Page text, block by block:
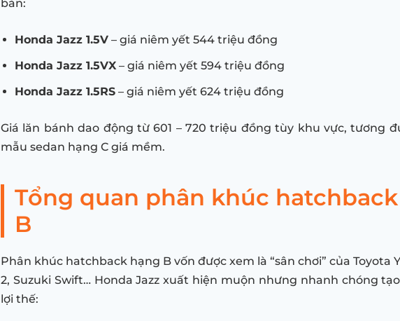
bản:
Honda Jazz 1.5V – giá niêm yết 544 triệu đồng
Honda Jazz 1.5VX – giá niêm yết 594 triệu đồng
Honda Jazz 1.5RS – giá niêm yết 624 triệu đồng
Giá lăn bánh dao động từ 601 – 720 triệu đồng tùy khu vực, tương
mẫu sedan hạng C giá mềm.
Tổng quan phân khúc
B
Phân khúc hatchback hạng B vốn được xem là “sân chơi” của Toyota
2, Suzuki Swift… Honda Jazz xuất hiện muộn nhưng nhanh chóng
lợi thế: